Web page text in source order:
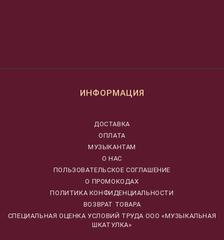
ИНФОРМАЦИЯ
ДОСТАВКА
ОПЛАТА
МУЗЫКАНТАМ
О НАС
ПОЛЬЗОВАТЕЛЬСКОЕ СОГЛАШЕНИЕ
О ПРОМОКОДАХ
ПОЛИТИКА КОНФИДЕНЦИАЛЬНОСТИ
ВОЗВРАТ ТОВАРА
CПЕЦИАЛЬНАЯ ОЦЕНКА УСЛОВИЙ ТРУДА ООО «МУЗЫКАЛЬНАЯ
ШКАТУЛКА»